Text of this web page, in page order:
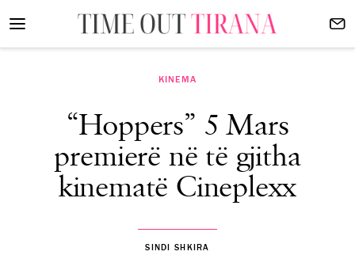
KINEMA
“Hoppers” 5 Mars
premierë në të gjitha
kinematë Cineplexx
SINDI SHKIRA